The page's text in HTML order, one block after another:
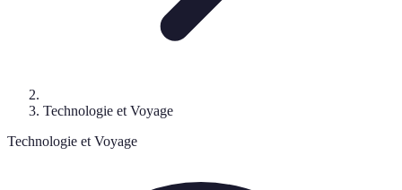
Technologie et Voyage
Technologie et Voyage